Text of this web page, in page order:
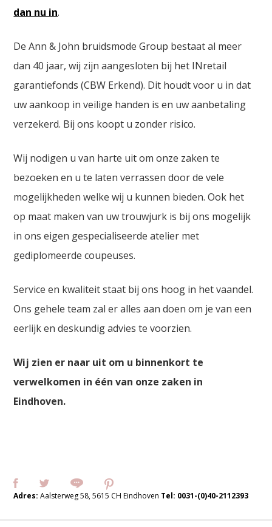
dan nu in.
De Ann & John bruidsmode Group bestaat al meer
dan 40 jaar, wij zijn aangesloten bij het INretail
garantiefonds (CBW Erkend). Dit houdt voor u in dat
uw aankoop in veilige handen is en uw aanbetaling
verzekerd. Bij ons koopt u zonder risico.
Wij nodigen u van harte uit om onze zaken te
bezoeken en u te laten verrassen door de vele
mogelijkheden welke wij u kunnen bieden. Ook het
op maat maken van uw trouwjurk is bij ons mogelijk
in ons eigen gespecialiseerde atelier met
gediplomeerde coupeuses.
Service en kwaliteit staat bij ons hoog in het vaandel.
Ons gehele team zal er alles aan doen om je van een
eerlijk en deskundig advies te voorzien.
Wij zien er naar uit om u binnenkort te
verwelkomen in één van onze zaken in
Eindhoven.
Adres:Aalsterweg 58, 5615 CH Eindhoven Tel: 0031-(0)40-2112393